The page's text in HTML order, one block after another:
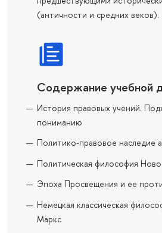
(античности и средних веков).
Содержание учебной
История правовых учений.
пониманию
Политико-правовое наследие
Политическая философия
Эпоха Просвещения и ее
Немецкая классическая
Маркс